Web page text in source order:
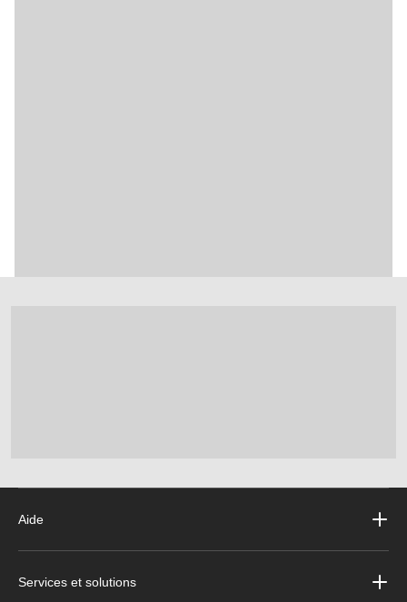
Aide
Services et solutions